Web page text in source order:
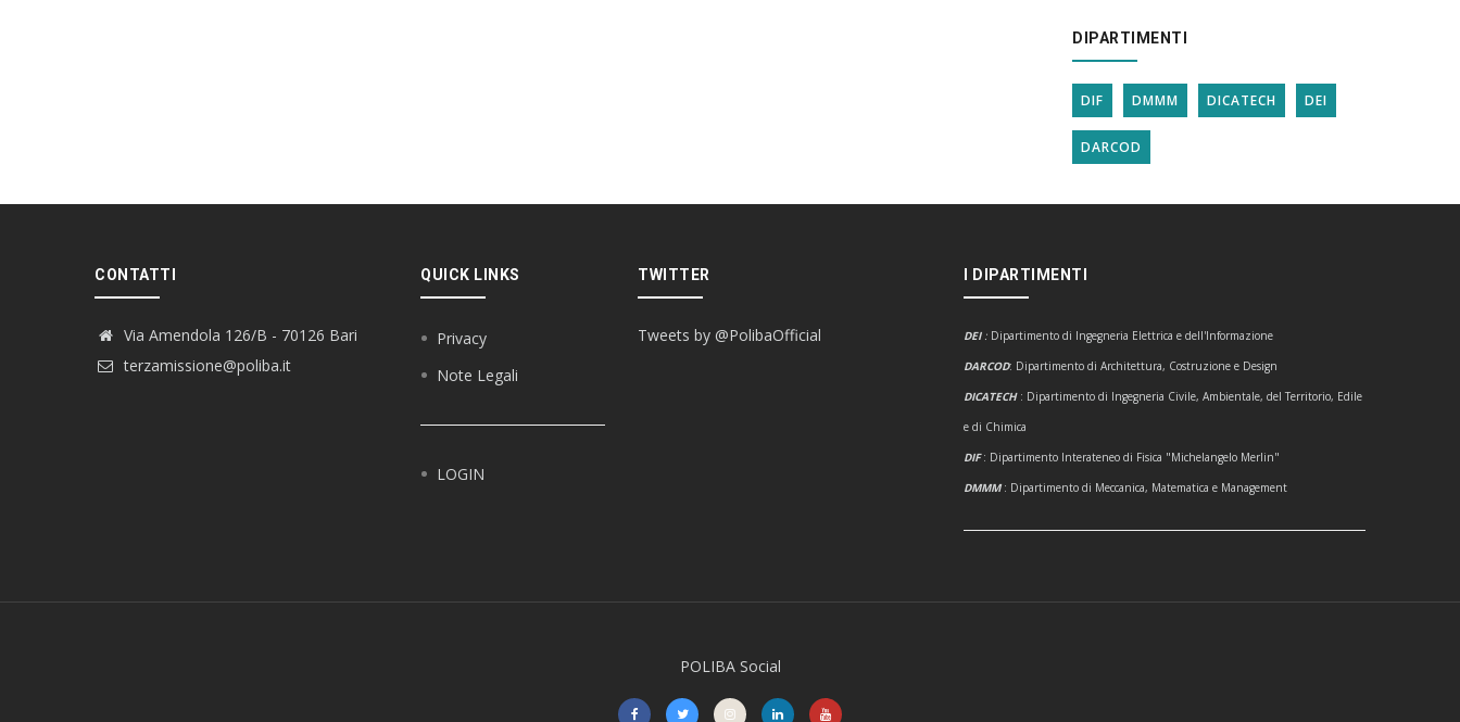
DIPARTIMENTI
DIF DMMM DICATECH DEI
DARCOD
CONTATTI
Via Amendola 126/B - 70126 Bari
terzamissione@poliba.it
QUICK LINKS
Privacy
Note Legali
LOGIN
TWITTER
Tweets by @PolibaOfficial
I DIPARTIMENTI
DEI : Dipartimento di Ingegneria Elettrica e dell'Informazione
DARCOD: Dipartimento di Architettura, Costruzione e Design
DICATECH : Dipartimento di Ingegneria Civile, Ambientale, del Territorio, Edile
e di Chimica
DIF: Dipartimento Interateneo di Fisica "Michelangelo Merlin"
DMMM: Dipartimento di Meccanica, Matematica e Management
POLIBA Social